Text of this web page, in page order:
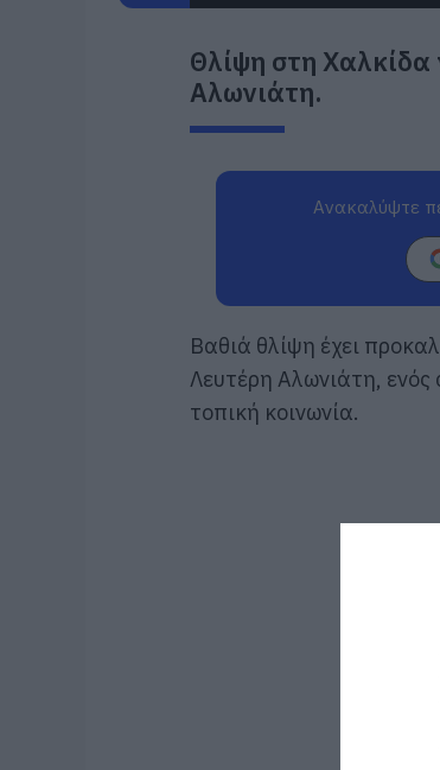
Θλίψη στη Χαλκίδα
Αλωνιάτη.
Ανακαλύψτε
Βαθιά θλίψη έχει
Λευτέρη Αλωνιάτη,
τοπική κοινωνία.